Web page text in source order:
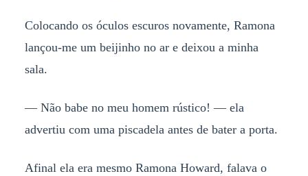
Colocando os óculos escuros novamente, Ramona
lançou-me um beijinho no ar e deixou a minha
sala.
— Não babe no meu homem rústico! — ela
advertiu com uma piscadela antes de bater a porta.
Afinal ela era mesmo Ramona Howard, falava o